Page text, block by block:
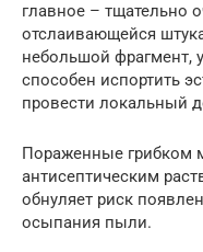
главное – тщательно
отслаивающейся
небольшой фрагмент,
способен испортить
провести локальный
Пораженные грибком
антисептическим
обнуляет риск
осыпания пыли.